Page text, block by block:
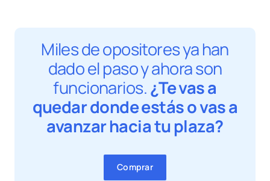
Miles de opositores ya han
dado el paso y ahora son
funcionarios.¿Te vas a
quedar donde estás o vas a
avanzar hacia tu plaza?
Comprar